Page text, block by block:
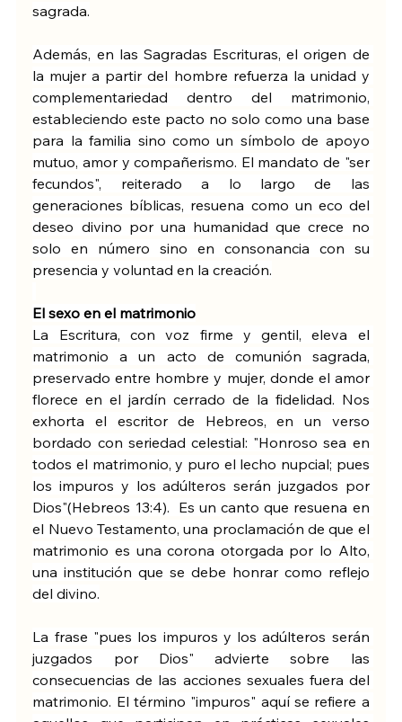
sagrada.
Además, en las Sagradas Escrituras, el origen de
la mujer a partir del hombre refuerza la unidad y
complementariedad dentro del matrimonio,
estableciendo este pacto no solo como una base
para la familia sino como un símbolo de apoyo
mutuo, amor y compañerismo. El mandato de "ser
fecundos", reiterado a lo largo de las
generaciones bíblicas, resuena como un eco del
deseo divino por una humanidad que crece no
solo en número sino en consonancia con su
presencia y voluntad en la creación.
El sexo en el matrimonio
La Escritura, con voz firme y gentil, eleva el
matrimonio a un acto de comunión sagrada,
preservado entre hombre y mujer, donde el amor
florece en el jardín cerrado de la fidelidad. Nos
exhorta el escritor de Hebreos, en un verso
bordado con seriedad celestial: "Honroso sea en
todos el matrimonio, y puro el lecho nupcial; pues
los impuros y los adúlteros serán juzgados por
Dios"(Hebreos 13:4).  Es un canto que resuena en
el Nuevo Testamento, una proclamación de que el
matrimonio es una corona otorgada por lo Alto,
una institución que se debe honrar como reflejo
del divino.
La frase "pues los impuros y los adúlteros serán
juzgados por Dios" advierte sobre las
consecuencias de las acciones sexuales fuera del
matrimonio. El término "impuros" aquí se refiere a